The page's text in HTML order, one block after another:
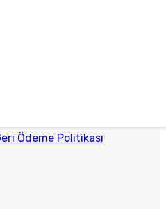
Ödeme Politikası